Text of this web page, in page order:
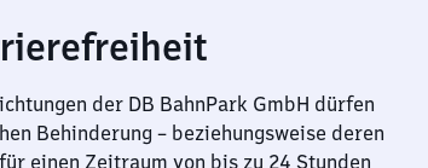
der DB BahnPark GmbH dürfen
Behinderung – beziehungsweise deren
einen Zeitraum von bis zu 24 Stunden